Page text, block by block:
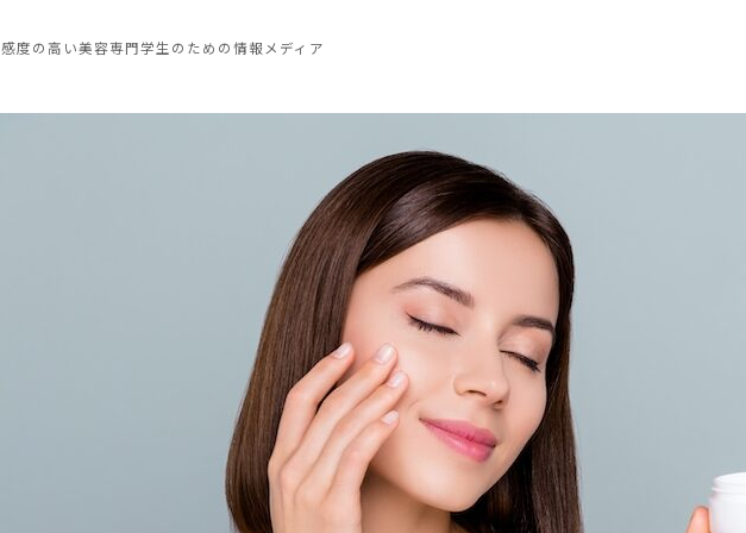
感度の高い美容専門学生のための情報メディア